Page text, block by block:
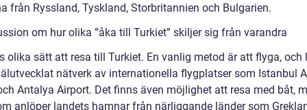
från Ryssland, Tyskland, Storbritannien och Bulgarien.
om hur olika ”åka till Turkiet” skiljer sig från varandra
olika sätt att resa till Turkiet. En vanlig metod är att flyga, och
nätverk av internationella flygplatser som Istanbul
Antalya Airport. Det finns även möjlighet att resa med båt,
anlöper landets hamnar från närliggande länder som